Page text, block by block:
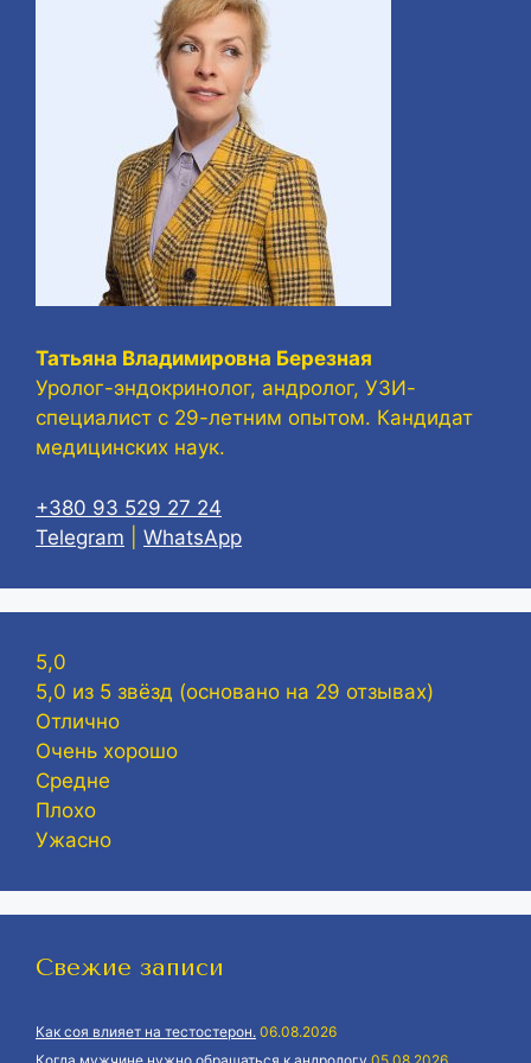
Татьяна Владимировна Березная
Уролог-эндокринолог, андролог, УЗИ-
специалист с 29-летним опытом. Кандидат
медицинских наук.
+380 93 529 27 24
Telegram
WhatsApp
5,0
5,0 из 5 звёзд (основано на 29 отзывах)
Отлично
Очень хорошо
Средне
Плохо
Ужасно
Свежие записи
Как соя влияет на тестостерон. 06.08.2026
Когда мужчине нужно обращаться к андрологу 05.08.2026